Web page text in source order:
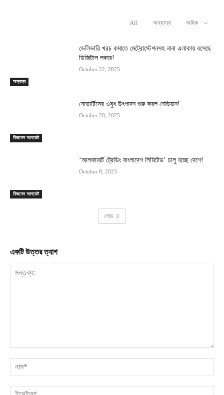
All অন্যান্য অধিক
অন্যান্য
ডেলিভারি খরচ কমাতে মেট্রোস্টেশনসহ নানা এলাকায় বসেছে
ডিজিটাল লকার!
October 22, 2025
বিজনেস আপডেট
নোভার্টিসের ওষুধ উৎপাদন শুরু করল নেভিয়ান!
October 20, 2025
বিজনেস আপডেট
‘আলফামার্ট ট্রেডিং বাংলাদেশ লিমিটেড’ চালু হচ্ছে দেশে!
October 8, 2025
লোড
একটি উত্তর ত্যাগ